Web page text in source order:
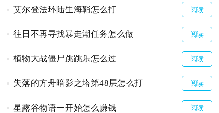
艾尔登法环陆生海鞘怎么打 阅读
往日不再寻找暴走潮任务怎么做 阅读
植物大战僵尸跳跳乐怎么过 阅读
失落的方舟暗影之塔第48层怎么打 阅读
星露谷物语一开始怎么赚钱 阅读